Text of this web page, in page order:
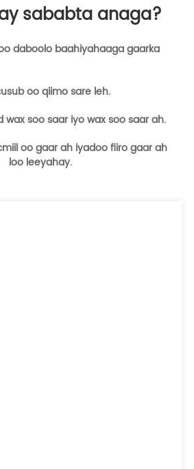
sababta anaga?
daboolo baahiyahaaga gaarka
oo qiimo sare leh.
wax soo saar iyo wax soo saar ah.
oo gaar ah iyadoo fiiro gaar ah
loo leeyahay.